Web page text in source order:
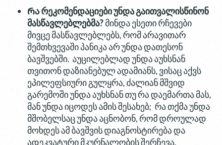
Რარეკომენდაციებიუნდაგაითვალისწინონ
მასწავლებლებმა?მინდა ესეთი რჩევები
მივცე მასწავლებლებს, რომ არავითარ
შემთხვევაში პანიკა არ უნდა დათესონ
ბავშვებში. აუცილებლად უნდა აუხსნან
თვითონ დაზიანებულ ადამიანს, ვისაც აქვს
ეპილეფსიური გულყრა, ძალიან მშვიდ
გარემოში უნდა აუხსნან თუ რა დაემართა მას,
მან უნდა იცოდეს ამის შესახებ; რა თქმა უნდა
მშობელსაც უნდა აცნობონ, რომ დროულად
მოხდეს ამ ბავშვის დიაგნოსტირება და
ადეკვატური მკურნალობის შერჩევა.